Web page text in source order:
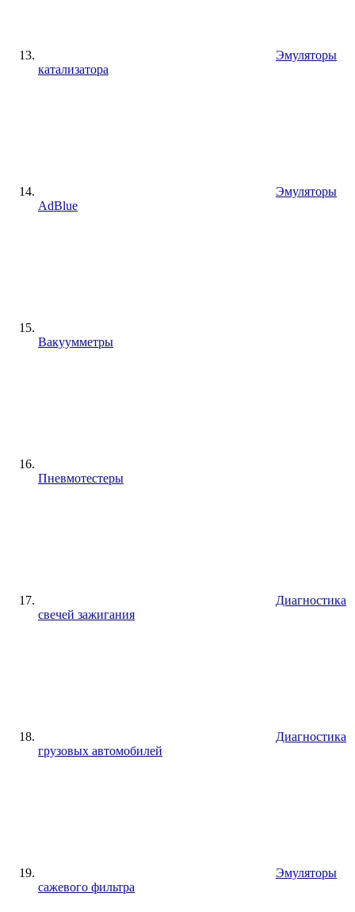
Эмуляторы
катализатора
Эмуляторы
AdBlue
Вакуумметры
Пневмотестеры
Диагностика
свечей зажигания
Диагностика
грузовых автомобилей
Эмуляторы
сажевого фильтра